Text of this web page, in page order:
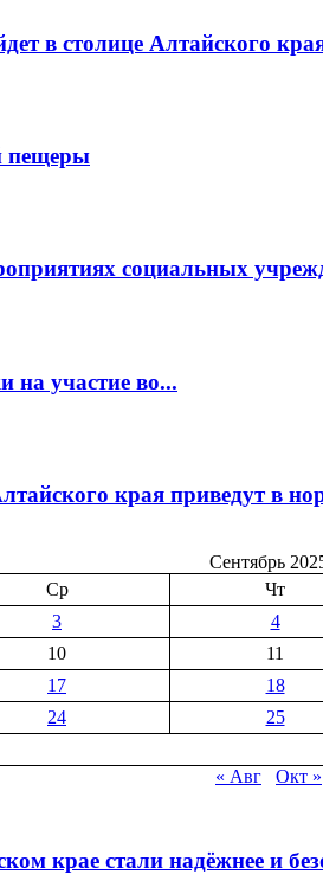
в столице Алтайского
пещеры
социальных
на участие во...
края приведут в
Сентябрь
Ср Чт
3 4
10 11
17 18
24 25
« Авг
Окт »
крае стали надёжнее и